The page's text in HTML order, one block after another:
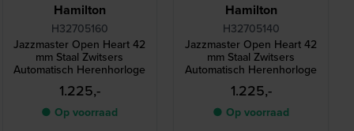
Hamilton
H32705160
Jazzmaster Open Heart 42
mm Staal Zwitsers
Automatisch Herenhorloge
1.225,-
● Op voorraad
Hamilton
H32705140
Jazzmaster Open Heart 42
mm Staal Zwitsers
Automatisch Herenhorloge
1.225,-
● Op voorraad